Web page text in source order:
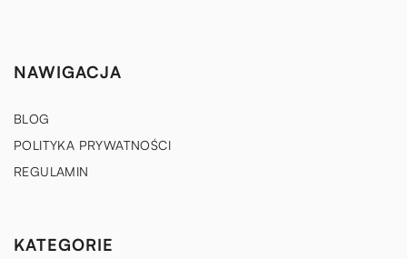
NAWIGACJA
BLOG
POLITYKA PRYWATNOŚCI
REGULAMIN
KATEGORIE